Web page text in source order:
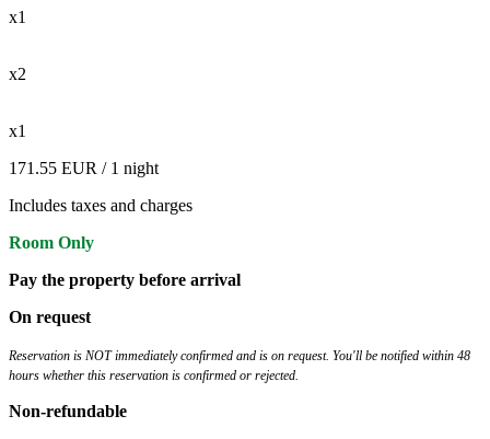
x1
x2
x1
171.55 EUR / 1 night
Includes taxes and charges
Room Only
Pay the property before arrival
On request
Reservation is NOT immediately confirmed and is on request. You'll be notified within 48
hours whether this reservation is confirmed or rejected.
Non-refundable